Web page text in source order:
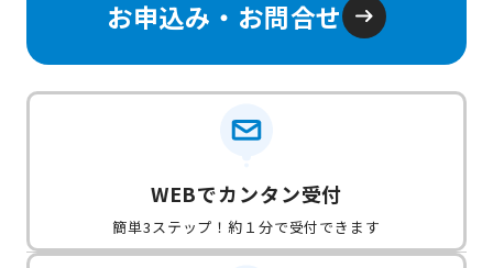
お申込み・お問合せ
WEBでカンタン受付
簡単3ステップ！約１分で受付できます